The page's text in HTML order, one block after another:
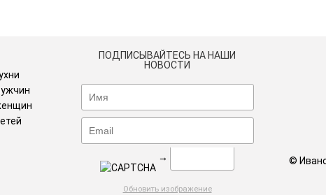
ПОДПИСЫВАЙТЕСЬ НА НАШИ
НОВОСТИ
→
Обновить изображение
©